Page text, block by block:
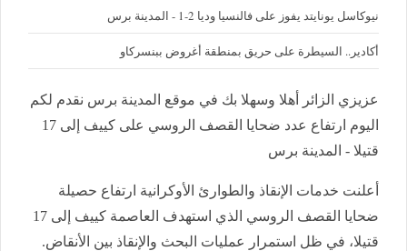
نيوكاسل يونايتد يفوز على فالنسيا وديا 2-1 - المدينة برس
أكادير.. السيطرة على حريق بمنطقة أغروض ببنسركاو
عزيزي الزائر أهلا وسهلا بك في موقع المدينة برس نقدم لكم
اليوم ارتفاع عدد ضحايا القصف الروسي على كييف إلى 17
قتيلا - المدينة برس
أعلنت خدمات الإنقاذ والطوارئ الأوكرانية ارتفاع حصيلة
ضحايا القصف الروسي الذي استهدف العاصمة كييف إلى 17
قتيلا، في ظل استمرار عمليات البحث والإنقاذ بين الأنقاض.